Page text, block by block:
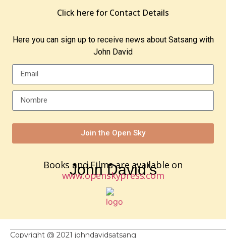
Click here for Contact Details
Here you can sign up to receive news about Satsang with
John David
Join the Open Sky
John David’s
Books and Films are available on
www.openskypress.com
Copyright @ 2021 johndavidsatsang